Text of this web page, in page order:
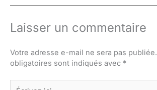
Laisser un commentaire
Votre adresse e-mail ne sera pas publiée.
obligatoires sont indiqués avec *
Écrivez